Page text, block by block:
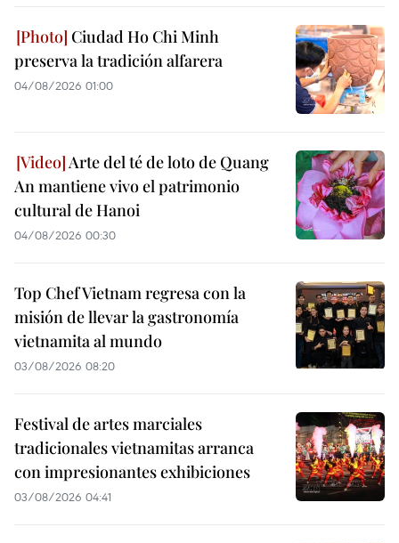
Ciudad Ho Chi Minh
preserva la tradición alfarera
04/08/2026 01:00
Arte del té de loto de Quang
An mantiene vivo el patrimonio
cultural de Hanoi
04/08/2026 00:30
Top Chef Vietnam regresa con la
misión de llevar la gastronomía
vietnamita al mundo
03/08/2026 08:20
Festival de artes marciales
tradicionales vietnamitas arranca
con impresionantes exhibiciones
03/08/2026 04:41